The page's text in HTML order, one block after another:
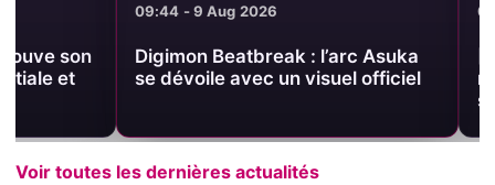
09:44 - 9 Aug 2026
Digimon Beatbreak : l’arc Asuka
se dévoile avec un visuel officiel
09:35 - 9 Aug
[Test]
musée FMV
Voir toutes les dernières actualités